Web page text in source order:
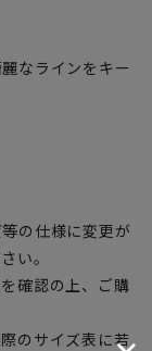
なラインをキー
の仕様に変更が
い。
確認の上、ご購
のサイズ表に若